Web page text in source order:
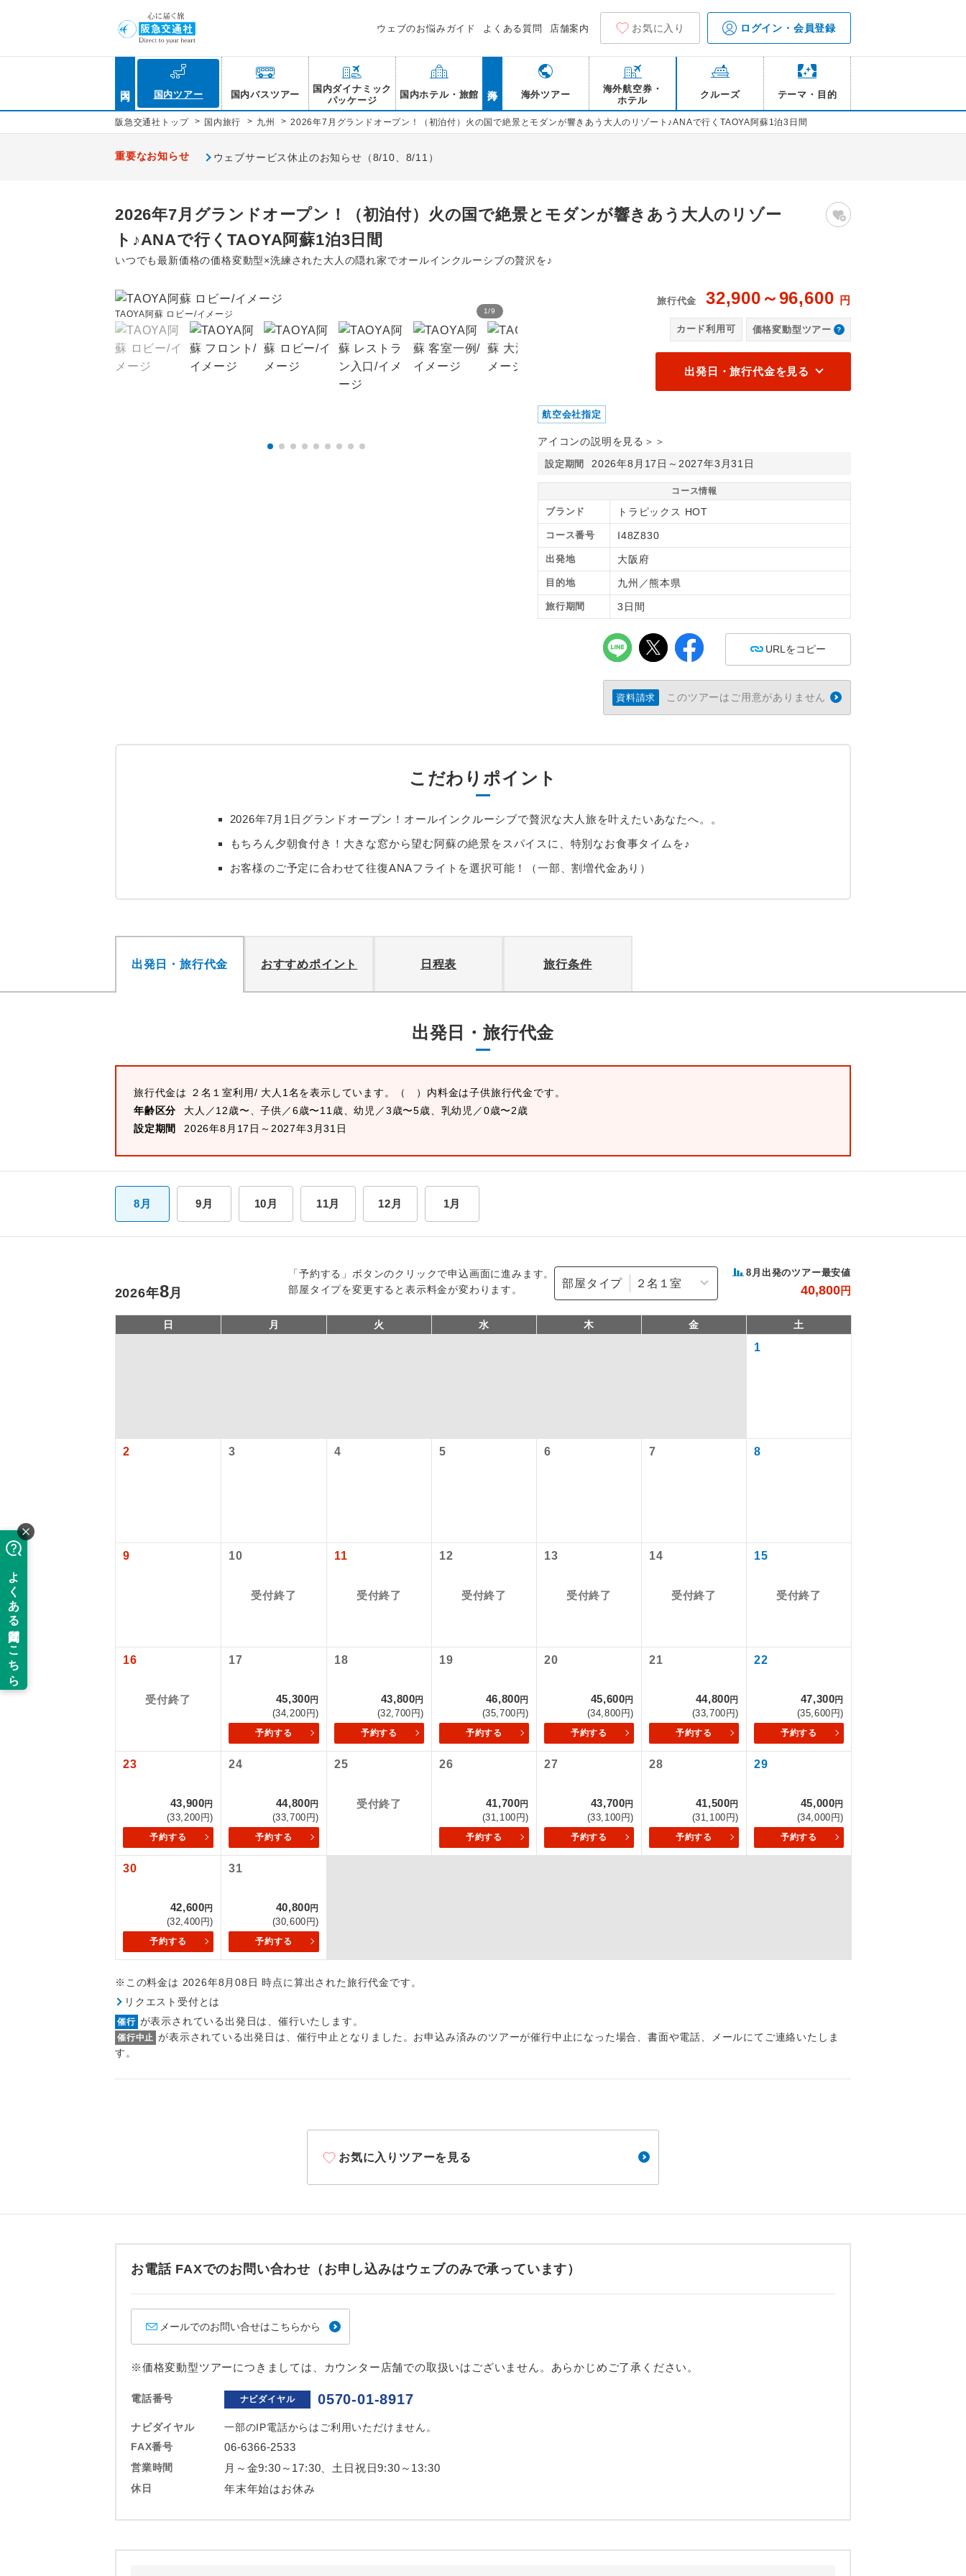
ウェブのお悩みガイド よくある質問 店舗案内 お気に入り ログイン・会員登録
国内ツアー 国内バスツアー
国内ダイナミック
パッケージ
国内ホテル・旅館 海外ツアー
海外航空券・
ホテル
クルーズ テーマ・目的
阪急交通社トップ > 国内旅行 > 九州 > 2026年7月グランドオープン！（初泊付）火の国で絶景とモダンが響きあう大人のリゾート♪ANAで行くTAOYA阿蘇1泊3日間
重要なお知らせ ウェブサービス休止のお知らせ（8/10、8/11）
2026年7月グランドオープン！（初泊付）火の国で絶景とモダンが響きあう大人のリゾー
ト♪ANAで行くTAOYA阿蘇1泊3日間
いつでも最新価格の価格変動型×洗練された大人の隠れ家でオールインクルーシブの贅沢を♪
1/9
TAOYA阿蘇 ロビー/イメージ
旅行代金 32,900～96,600 円
カード利用可 価格変動型ツアー
出発日・旅行代金を見る
航空会社指定
アイコンの説明を見る＞＞
設定期間 2026年8月17日～2027年3月31日
コース情報
ブランド トラピックス HOT
コース番号 I48Z830
出発地 大阪府
目的地 九州／熊本県
旅行期間 3日間
URLをコピー
資料請求 このツアーはご用意がありません
こだわりポイント
2026年7月1日グランドオープン！オールインクルーシブで贅沢な大人旅を叶えたいあなたへ。。
もちろん夕朝食付き！大きな窓から望む阿蘇の絶景をスパイスに、特別なお食事タイムを♪
お客様のご予定に合わせて往復ANAフライトを選択可能！（一部、割増代金あり）
出発日・旅行代金 おすすめポイント 日程表 旅行条件
出発日・旅行代金
旅行代金は ２名１室利用/ 大人1名を表示しています。
（ ）内料金は子供旅行代金です。
年齢区分
大人／12歳〜、子供／6歳〜11歳、幼児／3歳〜5歳、乳幼児／0歳〜2歳
設定期間
2026年8月17日～2027年3月31日
8月 9月 10月 11月 12月 1月
「予約する」ボタンのクリックで申込画面に進みます。
部屋タイプを変更すると表示料金が変わります。
部屋タイプ
8 月出発のツアー最安値
40,800円
2026年8月
日 月 火 水 木 金 土
1
2 3 4 5 6 7 8
9 10
受付終了
11
受付終了
12
受付終了
13
受付終了
14
受付終了
15
受付終了
16
受付終了
17
45,300円
(34,200円)
予約する
18
43,800円
(32,700円)
予約する
19
46,800円
(35,700円)
予約する
20
45,600円
(34,800円)
予約する
21
44,800円
(33,700円)
予約する
22
47,300円
(35,600円)
予約する
23
43,900円
(33,200円)
予約する
24
44,800円
(33,700円)
予約する
25
受付終了
26
41,700円
(31,100円)
予約する
27
43,700円
(33,100円)
予約する
28
41,500円
(31,100円)
予約する
29
45,000円
(34,000円)
予約する
30
42,600円
(32,400円)
予約する
31
40,800円
(30,600円)
予約する
※この料金は 2026年8月08日 時点に算出された旅行代金です。
リクエスト受付とは
催行 が表示されている出発日は、催行いたします。
催行中止 が表示されている出発日は、催行中止となりました。お申込み済みのツアーが催行中止になった場合、書面や電話、メールにてご連絡いたしま
す。
お気に入りツアーを見る
お電話 FAXでのお問い合わせ（お申し込みはウェブのみで承っています）
メールでのお問い合せはこちらから
※価格変動型ツアーにつきましては、カウンター店舗での取扱いはございません。あらかじめご了承ください。
電話番号 ナビダイヤル 0570-01-8917
ナビダイヤル
一部のIP電話からはご利用いただけません。
FAX番号
06-6366-2533
営業時間 月～金9:30～17:30、土日祝日9:30～13:30
休日 年末年始はお休み
航空会社が設定する「個人包括旅行運賃」を利用したツアーです。
ご旅行の契約が成立となります。
ご予約方法について
ウェブ限定コースとなりますので、コールセンター及びカウンターでのお申し込みはできま
現地添乗員同行
現地到着空港（駅）から最終日出発空港（駅）まで添乗員が
バスガイド乗務 バスガイドが乗務し、車内での観光案内があります。
ユネスコに登録されている文化遺産や自然遺産を訪ねるコー
絶景 絶景スポットに立ち寄るコースです。
温泉 温泉地にも宿泊するコースです。
大浴場 ご宿泊ホテルに大浴場が付いています。
全食事付き
全てのお食事が付いていますので、お食事の心配はいりませ
トラベルイヤホン
1名様催行 1名様から出発可能な個人型プランです。
2名様催行
1名様1室同代金 1名様1室利用でも追加料金がかからないコースです。
利用航空会社が指定なので、ご出発の計画にとても便利で
ホテル指定 ご紹介するホテルを指定したコースです。
おひとり様バス2席利用 おひとり様でバス席を2席利⽤できます。